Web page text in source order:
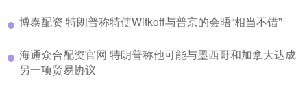
博泰配资 特朗普称特使Witkoff与普京的会晤“相当不错”
海通众合配资官网 特朗普称他可能与墨西哥和加拿大达成
另一项贸易协议